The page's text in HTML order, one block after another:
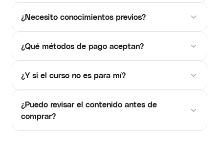
¿Necesito conocimientos previos?
¿Qué métodos de pago aceptan?
¿Y si el curso no es para mí?
¿Puedo revisar el contenido antes de
comprar?